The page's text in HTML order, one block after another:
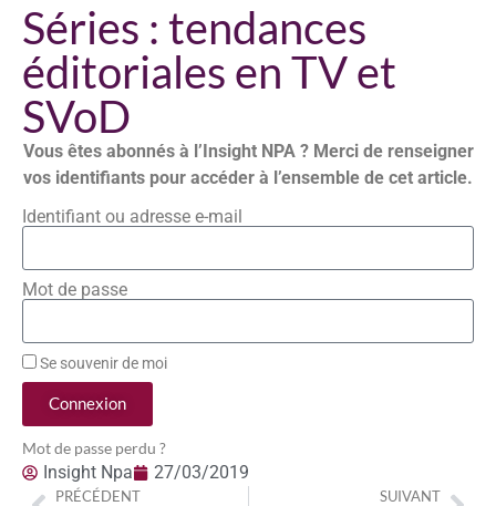
Séries : tendances
éditoriales en TV et
SVoD
Vous êtes abonnés à l’Insight NPA ? Merci de renseigner
vos identifiants pour accéder à l’ensemble de cet article.
Identifiant ou adresse e-mail
Mot de passe
Se souvenir de moi
Connexion
Mot de passe perdu ?
Insight Npa 27/03/2019
PRÉCÉDENT SUIVANT